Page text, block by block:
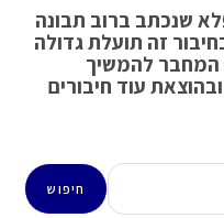
שנכתב ברוב תבונה
זה תועלת גדולה
המחבר להמשיך
עוד חיבורים
חיפוש